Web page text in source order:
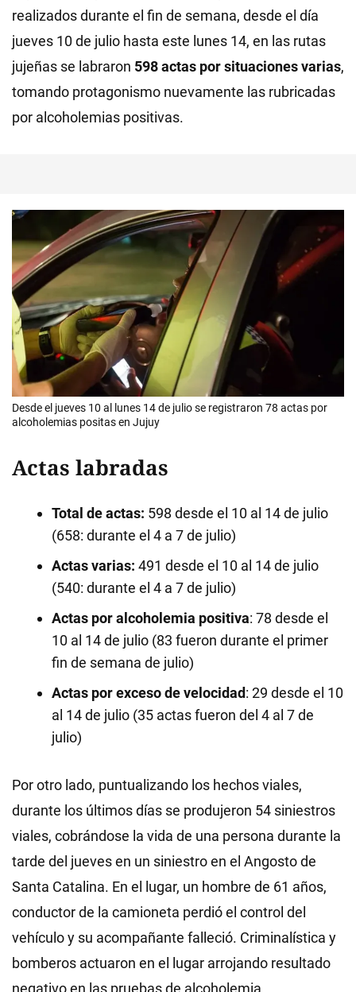
realizados durante el fin de semana, desde el día
jueves 10 de julio hasta este lunes 14, en las rutas
jujeñas se labraron 598 actas por situaciones varias,
tomando protagonismo nuevamente las rubricadas
por alcoholemias positivas.
Desde el jueves 10 al lunes 14 de julio se registraron 78 actas por
alcoholemias positas en Jujuy
Actas labradas
Total de actas: 598 desde el 10 al 14 de julio
(658: durante el 4 a 7 de julio)
Actas varias: 491 desde el 10 al 14 de julio
(540: durante el 4 a 7 de julio)
Actas por alcoholemia positiva: 78 desde el
10 al 14 de julio (83 fueron durante el primer
fin de semana de julio)
Actas por exceso de velocidad: 29 desde el 10
al 14 de julio (35 actas fueron del 4 al 7 de
julio)
Por otro lado, puntualizando los hechos viales,
durante los últimos días se produjeron 54 siniestros
viales, cobrándose la vida de una persona durante la
tarde del jueves en un siniestro en el Angosto de
Santa Catalina. En el lugar, un hombre de 61 años,
conductor de la camioneta perdió el control del
vehículo y su acompañante falleció. Criminalística y
bomberos actuaron en el lugar arrojando resultado
negativo en las pruebas de alcoholemia.